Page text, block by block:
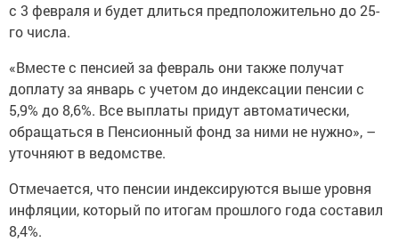
с 3 февраля и будет длиться предположительно до 25-
го числа.
«Вместе с пенсией за февраль они также получат
доплату за январь с учетом до индексации пенсии с
5,9% до 8,6%. Все выплаты придут автоматически,
обращаться в Пенсионный фонд за ними не нужно», –
уточняют в ведомстве.
Отмечается, что пенсии индексируются выше уровня
инфляции, который по итогам прошлого года составил
8,4%.